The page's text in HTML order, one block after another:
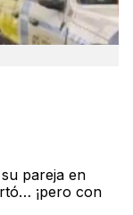
pareja en
¡pero con